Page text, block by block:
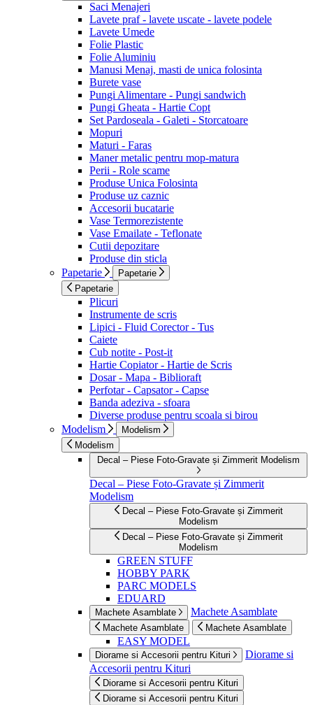
Saci Menajeri
Lavete praf - lavete uscate - lavete podele
Lavete Umede
Folie Plastic
Folie Aluminiu
Manusi Menaj, masti de unica folosinta
Burete vase
Pungi Alimentare - Pungi sandwich
Pungi Gheata - Hartie Copt
Set Pardoseala - Galeti - Storcatoare
Mopuri
Maturi - Faras
Maner metalic pentru mop-matura
Perii - Role scame
Produse Unica Folosinta
Produse uz caznic
Accesorii bucatarie
Vase Termorezistente
Vase Emailate - Teflonate
Cutii depozitare
Produse din sticla
Papetarie
Papetarie
Papetarie
Plicuri
Instrumente de scris
Lipici - Fluid Corector - Tus
Caiete
Cub notite - Post-it
Hartie Copiator - Hartie de Scris
Dosar - Mapa - Biblioraft
Perfotar - Capsator - Capse
Banda adeziva - sfoara
Diverse produse pentru scoala si birou
Modelism
Modelism
Modelism
Decal – Piese Foto-Gravate și Zimmerit Modelism
Decal – Piese Foto-Gravate și Zimmerit
Modelism
Decal – Piese Foto-Gravate și Zimmerit
Modelism
Decal – Piese Foto-Gravate și Zimmerit
Modelism
GREEN STUFF
HOBBY PARK
PARC MODELS
EDUARD
Machete Asamblate Machete Asamblate
Machete Asamblate Machete Asamblate
EASY MODEL
Diorame si Accesorii pentru Kituri
Diorame si
Accesorii pentru Kituri
Diorame si Accesorii pentru Kituri
Diorame si Accesorii pentru Kituri